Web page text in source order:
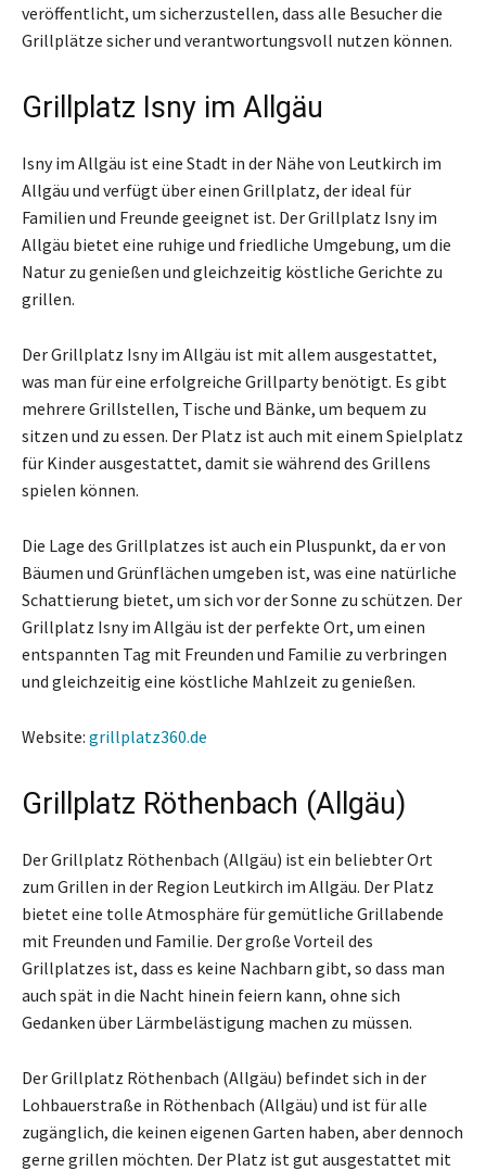
veröffentlicht, um sicherzustellen, dass alle Besucher die
Grillplätze sicher und verantwortungsvoll nutzen können.
Grillplatz Isny im Allgäu
Isny im Allgäu ist eine Stadt in der Nähe von Leutkirch im
Allgäu und verfügt über einen Grillplatz, der ideal für
Familien und Freunde geeignet ist. Der Grillplatz Isny im
Allgäu bietet eine ruhige und friedliche Umgebung, um die
Natur zu genießen und gleichzeitig köstliche Gerichte zu
grillen.
Der Grillplatz Isny im Allgäu ist mit allem ausgestattet,
was man für eine erfolgreiche Grillparty benötigt. Es gibt
mehrere Grillstellen, Tische und Bänke, um bequem zu
sitzen und zu essen. Der Platz ist auch mit einem Spielplatz
für Kinder ausgestattet, damit sie während des Grillens
spielen können.
Die Lage des Grillplatzes ist auch ein Pluspunkt, da er von
Bäumen und Grünflächen umgeben ist, was eine natürliche
Schattierung bietet, um sich vor der Sonne zu schützen. Der
Grillplatz Isny im Allgäu ist der perfekte Ort, um einen
entspannten Tag mit Freunden und Familie zu verbringen
und gleichzeitig eine köstliche Mahlzeit zu genießen.
Website: grillplatz360.de
Grillplatz Röthenbach (Allgäu)
Der Grillplatz Röthenbach (Allgäu) ist ein beliebter Ort
zum Grillen in der Region Leutkirch im Allgäu. Der Platz
bietet eine tolle Atmosphäre für gemütliche Grillabende
mit Freunden und Familie. Der große Vorteil des
Grillplatzes ist, dass es keine Nachbarn gibt, so dass man
auch spät in die Nacht hinein feiern kann, ohne sich
Gedanken über Lärmbelästigung machen zu müssen.
Der Grillplatz Röthenbach (Allgäu) befindet sich in der
Lohbauerstraße in Röthenbach (Allgäu) und ist für alle
zugänglich, die keinen eigenen Garten haben, aber dennoch
gerne grillen möchten. Der Platz ist gut ausgestattet mit